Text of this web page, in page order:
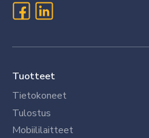
Tuotteet
Tietokoneet
Tulostus
Mobiililaitteet